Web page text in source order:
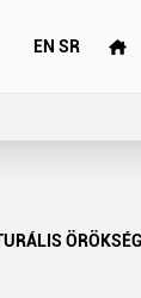
EN SR
ÖRÖKSÉG